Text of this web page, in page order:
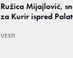
Ružica Mijajlović,
za Kurir ispred
VESTI